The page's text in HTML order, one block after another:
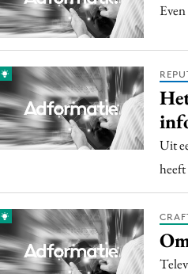
Uit